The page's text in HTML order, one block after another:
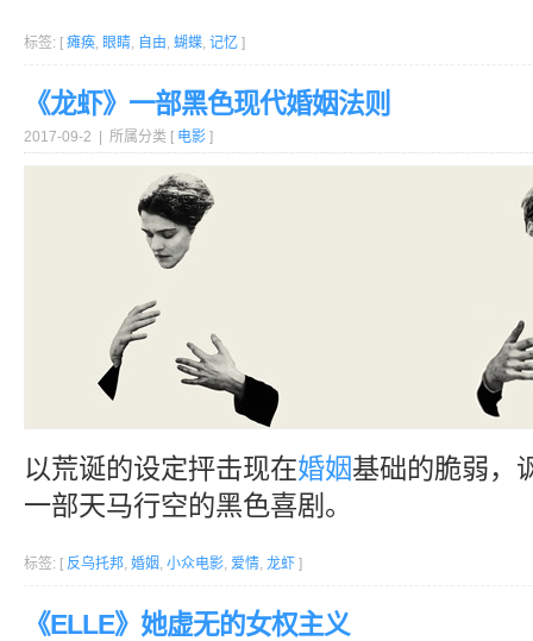
标签: [ 瘫痪, 眼睛, 自由, 蝴蝶, 记忆 ]
《龙虾》一部黑色现代婚姻法则
2017-09-2 | 所属分类 [ 电影 ]
以荒诞的设定抨击现在婚姻基础的脆弱，
一部天马行空的黑色喜剧。
标签: [ 反乌托邦, 婚姻, 小众电影, 爱情, 龙虾 ]
《ELLE》她虚无的女权主义